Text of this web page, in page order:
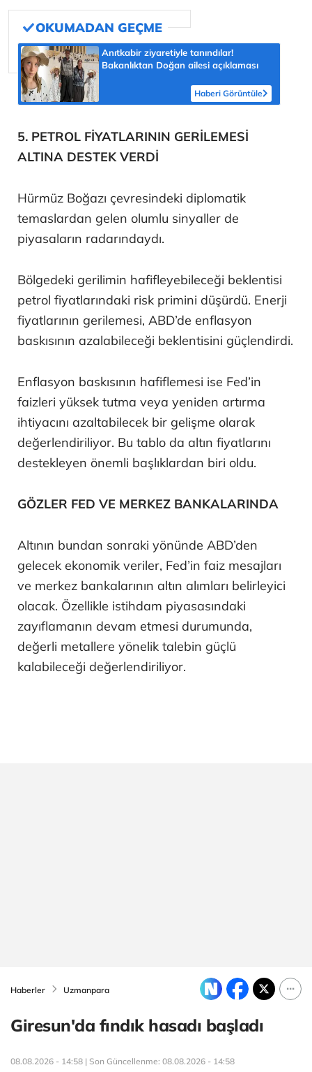
Anıtkabir ziyaretiyle tanındılar!
Bakanlıktan Doğan ailesi açıklaması
Haberi Görüntüle
5. PETROL FİYATLARININ GERİLEMESİ
ALTINA DESTEK VERDİ
Hürmüz Boğazı çevresindeki diplomatik
temaslardan gelen olumlu sinyaller de
piyasaların radarındaydı.
Bölgedeki gerilimin hafifleyebileceği beklentisi
petrol fiyatlarındaki risk primini düşürdü. Enerji
fiyatlarının gerilemesi, ABD’de enflasyon
baskısının azalabileceği beklentisini güçlendirdi.
Enflasyon baskısının hafiflemesi ise Fed’in
faizleri yüksek tutma veya yeniden artırma
ihtiyacını azaltabilecek bir gelişme olarak
değerlendiriliyor. Bu tablo da altın fiyatlarını
destekleyen önemli başlıklardan biri oldu.
GÖZLER FED VE MERKEZ BANKALARINDA
Altının bundan sonraki yönünde ABD’den
gelecek ekonomik veriler, Fed’in faiz mesajları
ve merkez bankalarının altın alımları belirleyici
olacak. Özellikle istihdam piyasasındaki
zayıflamanın devam etmesi durumunda,
değerli metallere yönelik talebin güçlü
kalabileceği değerlendiriliyor.
Haberler Uzmanpara
Giresun'da fındık hasadı başladı
08.08.2026 - 14:58 | Son Güncellenme: 08.08.2026 - 14:58